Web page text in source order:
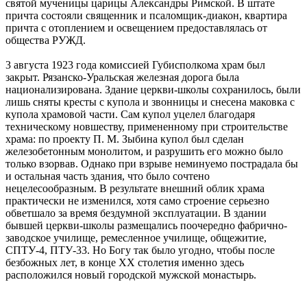
святой мученицы царицы Александры Римской. В штате
причта состояли священник и псаломщик-диакон, квартира
причта с отоплением и освещением предоставлялась от
общества РУЖД.
3 августа 1923 года комиссией Губисполкома храм был
закрыт. Рязанско-Уральская железная дорога была
национализирована. Здание церкви-школы сохранилось, были
лишь сняты кресты с купола и звонницы и снесена маковка с
купола храмовой части. Сам купол уцелел благодаря
техническому новшеству, примененному при строительстве
храма: по проекту П. М. Зыбина купол был сделан
железобетонным монолитом, и разрушить его можно было
только взорвав. Однако при взрыве неминуемо пострадала бы
и остальная часть здания, что было сочтено
нецелесообразным. В результате внешний облик храма
практически не изменился, хотя само строение серьезно
обветшало за время бездумной эксплуатации. В здании
бывшей церкви-школы размещались поочередно фабрично-
заводское училище, ремесленное училище, общежитие,
СПТУ-4, ПТУ-33. Но Богу так было угодно, чтобы после
безбожных лет, в конце XX столетия именно здесь
расположился новый городской мужской монастырь.